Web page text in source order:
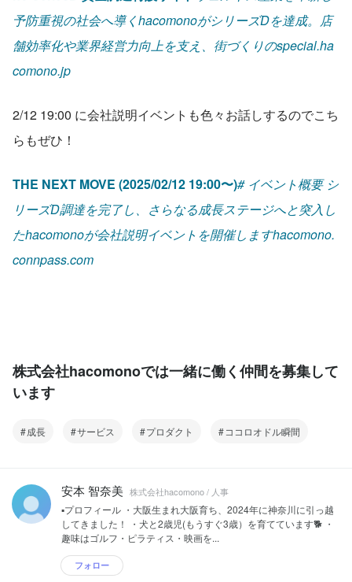
予防重視の社会へ導くhacomonoがシリーズDを達成。店
舗効率化や業界経営力向上を支え、街づくりのspecial.ha
comono.jp
2/12 19:00 に会社説明イベントも色々お話しするのでこち
らもぜひ！
THE NEXT MOVE (2025/02/12 19:00〜)# イベント概要 シ
リーズD調達を完了し、さらなる成長ステージへと突入し
たhacomonoが会社説明イベントを開催しますhacomono.
connpass.com
株式会社hacomonoでは一緒に働く仲間を募集して
います
成長 サービス プロダクト ココロオドル瞬間
安本 智奈美 株式会社hacomono / 人事
▪️プロフィール ・大阪生まれ大阪育ち、2024年に神奈川に引っ越
してきました！ ・犬と2歳児(もうすぐ3歳）を育てています🐕 ・
趣味はゴルフ・ピラティス・映画を...
フォロー